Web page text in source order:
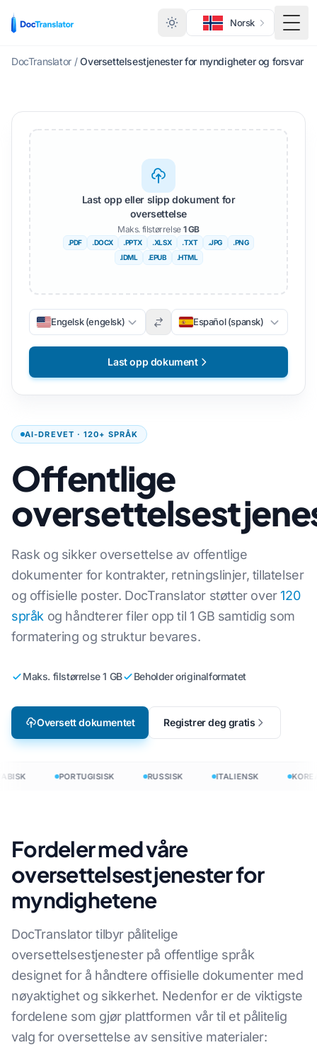
Norsk
DocTranslator / Oversettelsestjenester for myndigheter og forsvar
AI-DREVET · 120+ SPRÅK
Offentlige
Rask og sikker oversettelse av offentlige
dokumenter for kontrakter, retningslinjer, tillatelser
og offisielle poster. DocTranslator støtter over120
språk og håndterer filer opp til 1 GB samtidig som
formatering og struktur bevares.
Maks. filstørrelse 1 GB Beholder originalformatet
Oversett dokumentet Registrer deg gratis
Last opp eller slipp dokument for
oversettelse
Maks. filstørrelse 1 GB
.PDF .DOCX .PPTX .XLSX .TXT .JPG
.PNG
.IDML
.EPUB .HTML
Engelsk (engelsk) Español (spansk)
Last opp dokument
PORTUGISISK RUSSISK ITALIENSK
Fordeler med våre
oversettelsestjenester for
myndighetene
DocTranslator tilbyr pålitelige
oversettelsestjenester på offentlige språk
designet for å håndtere offisielle dokumenter med
nøyaktighet og sikkerhet. Nedenfor er de viktigste
fordelene som gjør plattformen vår til et pålitelig
valg for oversettelse av sensitive materialer: